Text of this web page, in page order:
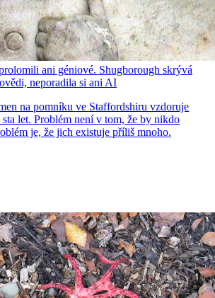
ani géniové. Shugborough skrývá
neporadila si ani AI
na pomníku ve Staffordshiru vzdoruje
let. Problém není v tom, že by nikdo
je, že jich existuje příliš mnoho.